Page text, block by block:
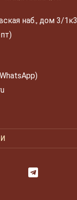
наб., дом 3/1к3